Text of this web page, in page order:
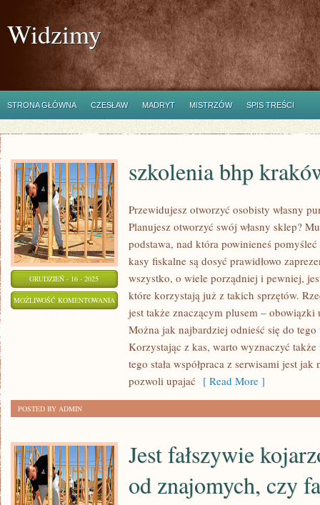
Widzimy
STRONA GŁÓWNA CZESŁAW MADRYT MISTRZÓW SPIS TREŚCI
GRUDZIEŃ - 16 - 2025
MOŻLIWOŚĆ KOMENTOWANIA SZKOLENIA
BHP
KRAKÓW
szkolenia bhp
Przewidujesz otworzyć osobisty własny
Planujesz otworzyć swój własny sklep?
podstawa, nad która powinieneś
kasy fiskalne są dosyć prawidłowo
wszystko, o wiele porządniej i pewniej,
które korzystają już z takich sprzętów.
jest także znaczącym plusem –
Można jak najbardziej odnieść się do tego
Korzystając z kas, warto wyznaczyć
tego stała współpraca z serwisami jest
pozwoli upajać [ Read More ]
POSTED BY ADMIN
Jest fałszywie
od znajomych, czy